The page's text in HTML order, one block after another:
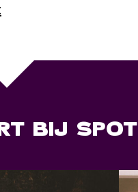
BIJ SPOT